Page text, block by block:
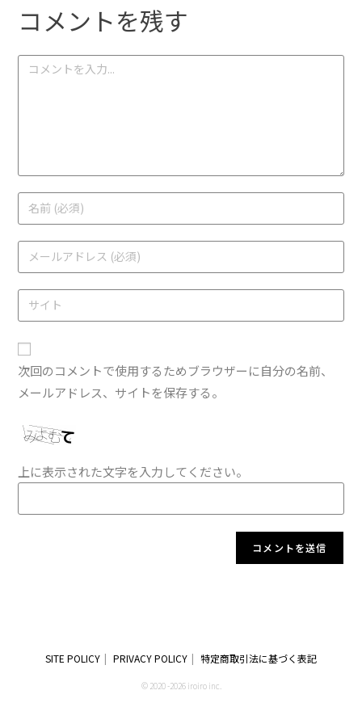
コメントを残す
次回のコメントで使用するためブラウザーに自分の名前、
メールアドレス、サイトを保存する。
上に表示された文字を入力してください。
SITE POLICY PRIVACY POLICY 特定商取引法に基づく表記
© 2020 -2026 iroiro inc.